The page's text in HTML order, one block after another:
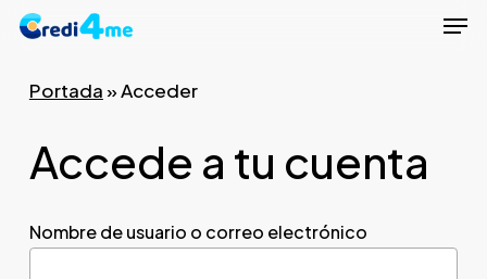
Skip
mainPortada»Acceder
Accede a tu cuenta
Nombre de usuario o correo electrónico